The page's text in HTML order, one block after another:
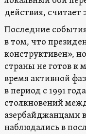
действия, считает
Последние
в том, что
конструктивен»,
страны не готов к
время активной
в период с 1991
столкновений
азербайджанцами
наблюдались в